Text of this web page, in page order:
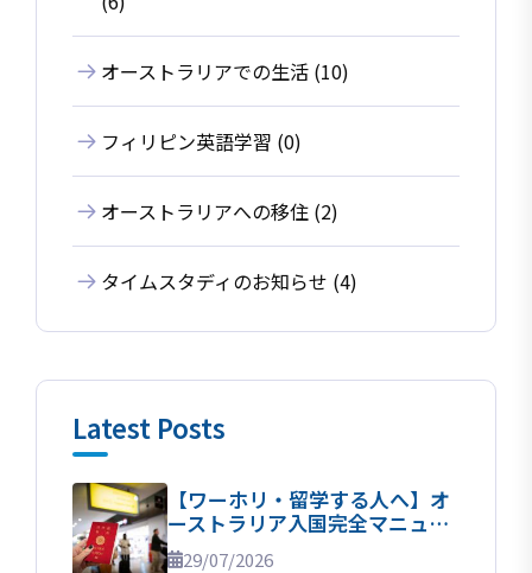
オーストラリアでの生活 (10)
フィリピン英語学習 (0)
オーストラリアへの移住 (2)
タイムスタディのお知らせ (4)
Latest Posts
【ワーホリ・留学する人へ】オ
ーストラリア入国完全マニュア
ル！29/07/2026